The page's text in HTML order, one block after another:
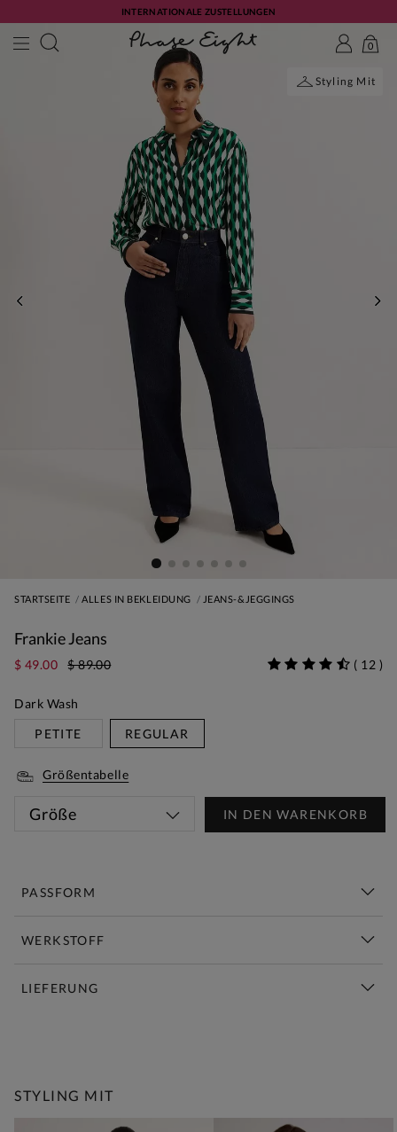
INTERNATIONALE ZUSTELLUNGEN
0
Styling Mit
STARTSEITE ALLES IN BEKLEIDUNG JEANS-&JEGGINGS
Frankie Jeans
$ 49.00 $ 89.00 ( 12 )
Dark Wash
PETITE
REGULAR
Größentabelle
Größe IN DEN WARENKORB
PASSFORM
WERKSTOFF
LIEFERUNG
STYLING MIT